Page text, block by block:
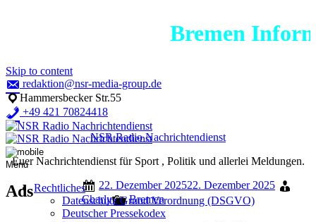
Bremen
Skip to content
redaktion@nsr-media-group.de
Hammersbecker Str.55
+49 421 70824418
Menu
Rechtliches
Datenschutz Grund Verordnung (DSGVO)
Deutscher Pressekodex
NSR Radio Nachrichtendienst
Euer Nachrichtendienst für Sport , Politik und allerlei Meldungen.
22. Dezember 202522. Dezember 2025
Charly
Bremen
Ads